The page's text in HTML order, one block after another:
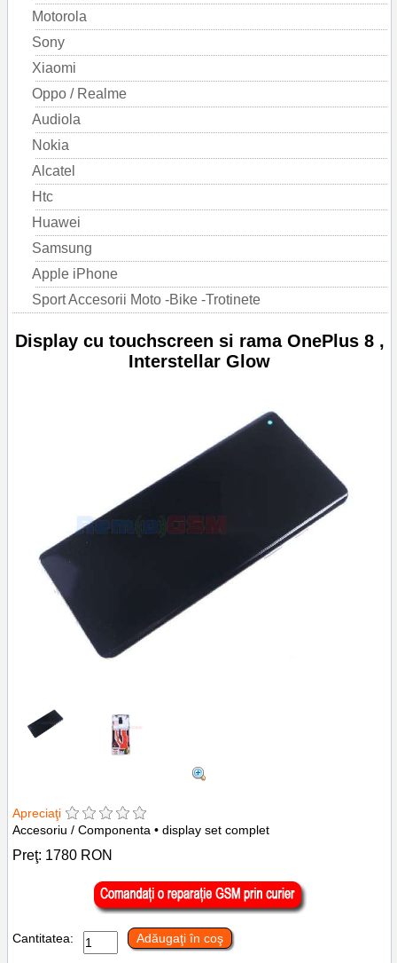
Motorola
Sony
Xiaomi
Oppo / Realme
Audiola
Nokia
Alcatel
Htc
Huawei
Samsung
Apple iPhone
Sport Accesorii Moto -Bike -Trotinete
Display cu touchscreen si rama OnePlus 8 ,
Interstellar Glow
Apreciaţi
Accesoriu / Componenta • display set complet
Preţ: 1780 RON
Cantitatea: Adăugaţi în coş